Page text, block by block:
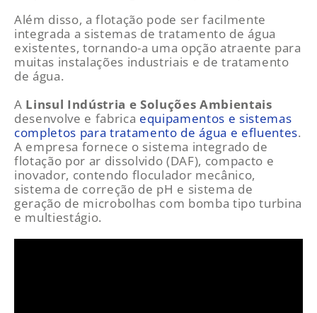
Além disso, a flotação pode ser facilmente
integrada a sistemas de tratamento de água
existentes, tornando-a uma opção atraente para
muitas instalações industriais e de tratamento
de água.
A Linsul Indústria e Soluções Ambientais
desenvolve e fabrica equipamentos e sistemas
completos para tratamento de água e efluentes.
A empresa fornece o sistema integrado de
flotação por ar dissolvido (DAF), compacto e
inovador, contendo floculador mecânico,
sistema de correção de pH e sistema de
geração de microbolhas com bomba tipo turbina
e multiestágio.